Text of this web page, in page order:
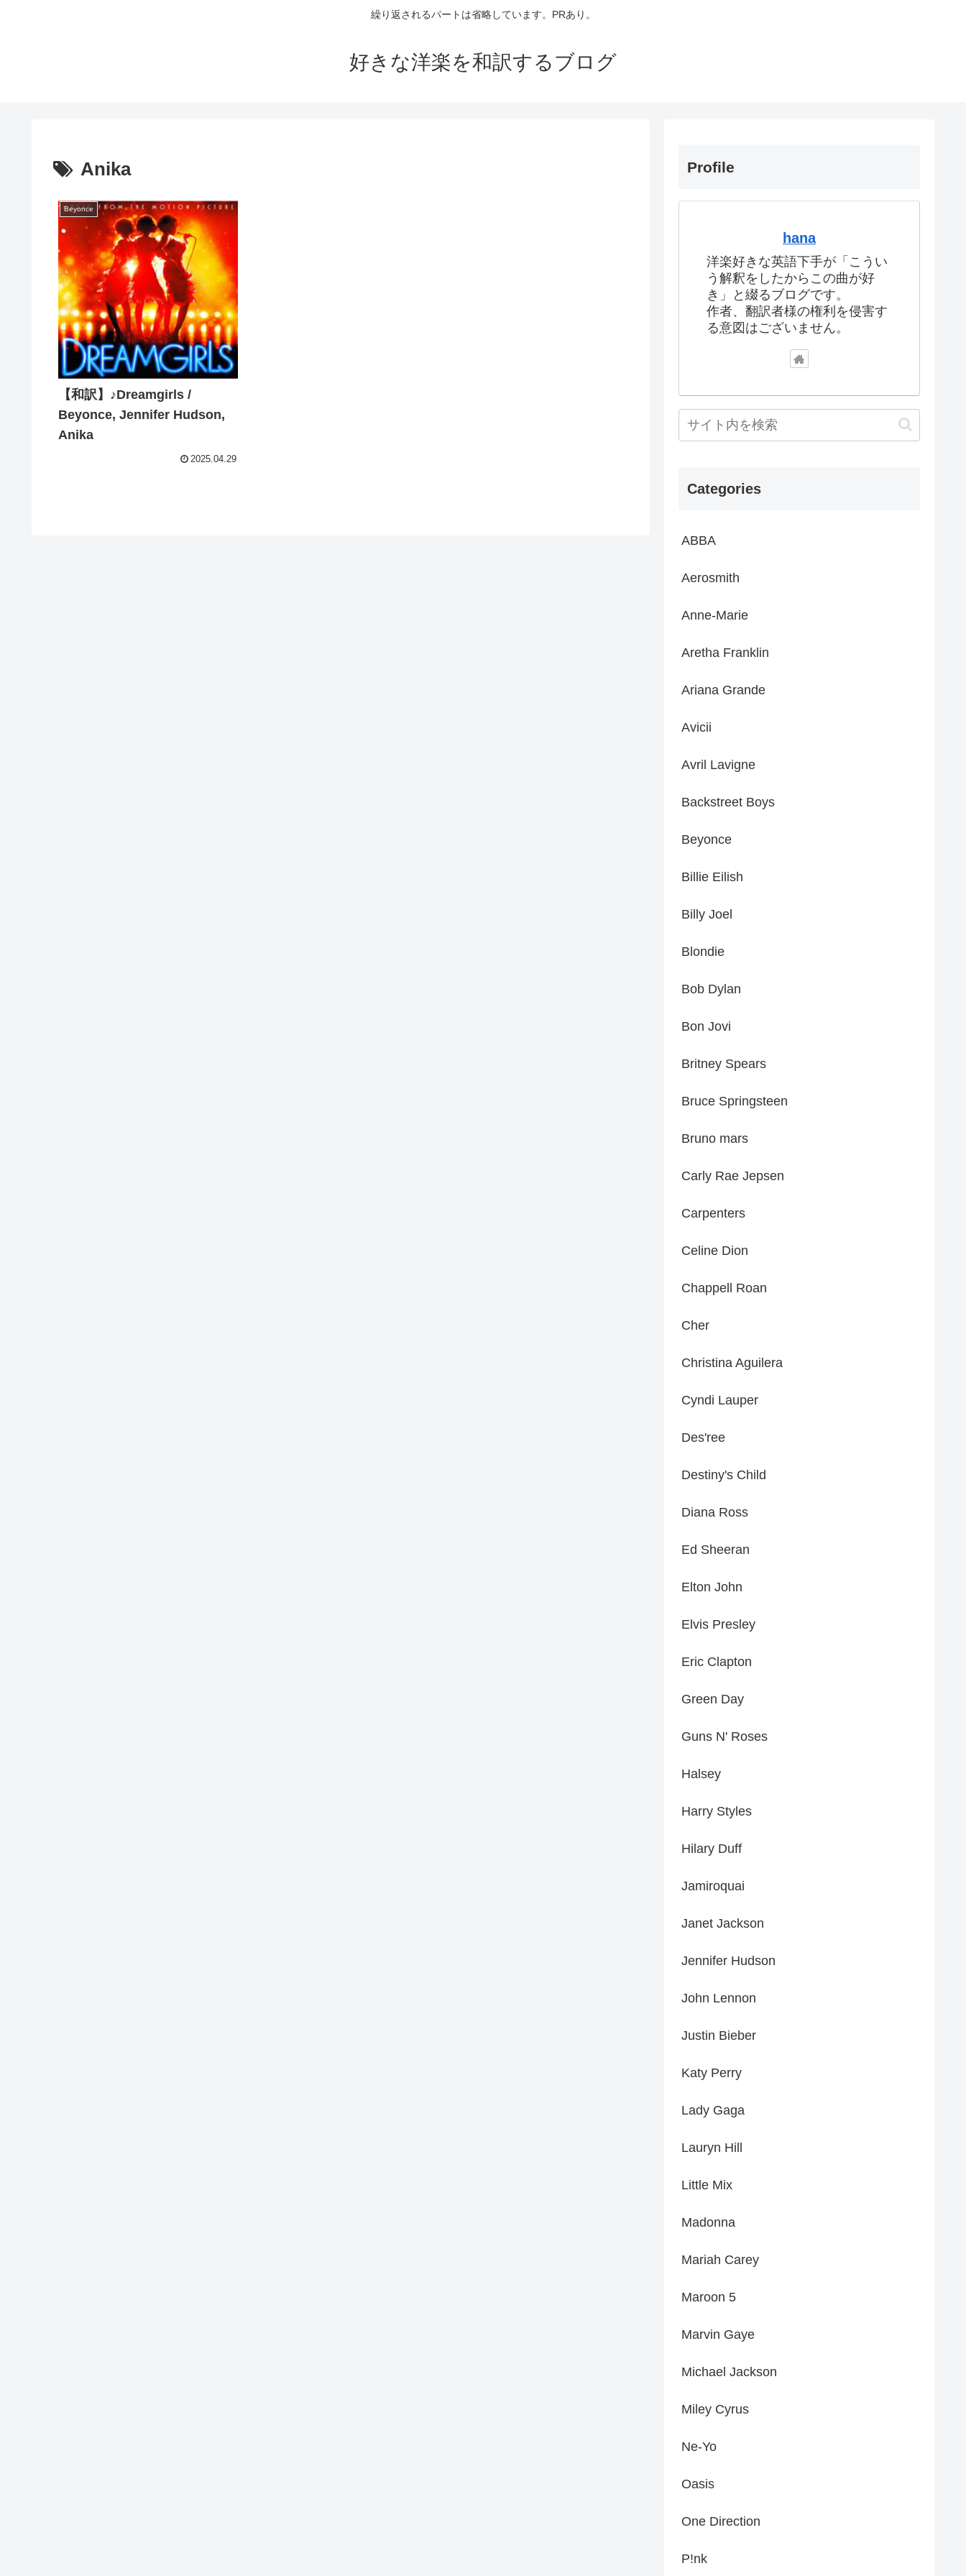
繰り返されるパートは省略しています。PRあり。
好きな洋楽を和訳するブログ
Anika
Beyonce
【和訳】♪Dreamgirls /
Beyonce, Jennifer Hudson,
Anika
2025.04.29
Profile
hana
洋楽好きな英語下手が「こうい
う解釈をしたからこの曲が好
き」と綴るブログです。
作者、翻訳者様の権利を侵害す
る意図はございません。
Categories
ABBA
Aerosmith
Anne-Marie
Aretha Franklin
Ariana Grande
Avicii
Avril Lavigne
Backstreet Boys
Beyonce
Billie Eilish
Billy Joel
Blondie
Bob Dylan
Bon Jovi
Britney Spears
Bruce Springsteen
Bruno mars
Carly Rae Jepsen
Carpenters
Celine Dion
Chappell Roan
Cher
Christina Aguilera
Cyndi Lauper
Des'ree
Destiny's Child
Diana Ross
Ed Sheeran
Elton John
Elvis Presley
Eric Clapton
Green Day
Guns N' Roses
Halsey
Harry Styles
Hilary Duff
Jamiroquai
Janet Jackson
Jennifer Hudson
John Lennon
Justin Bieber
Katy Perry
Lady Gaga
Lauryn Hill
Little Mix
Madonna
Mariah Carey
Maroon 5
Marvin Gaye
Michael Jackson
Miley Cyrus
Ne-Yo
Oasis
One Direction
P!nk